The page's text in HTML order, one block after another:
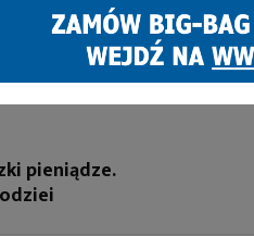
pieniądze.